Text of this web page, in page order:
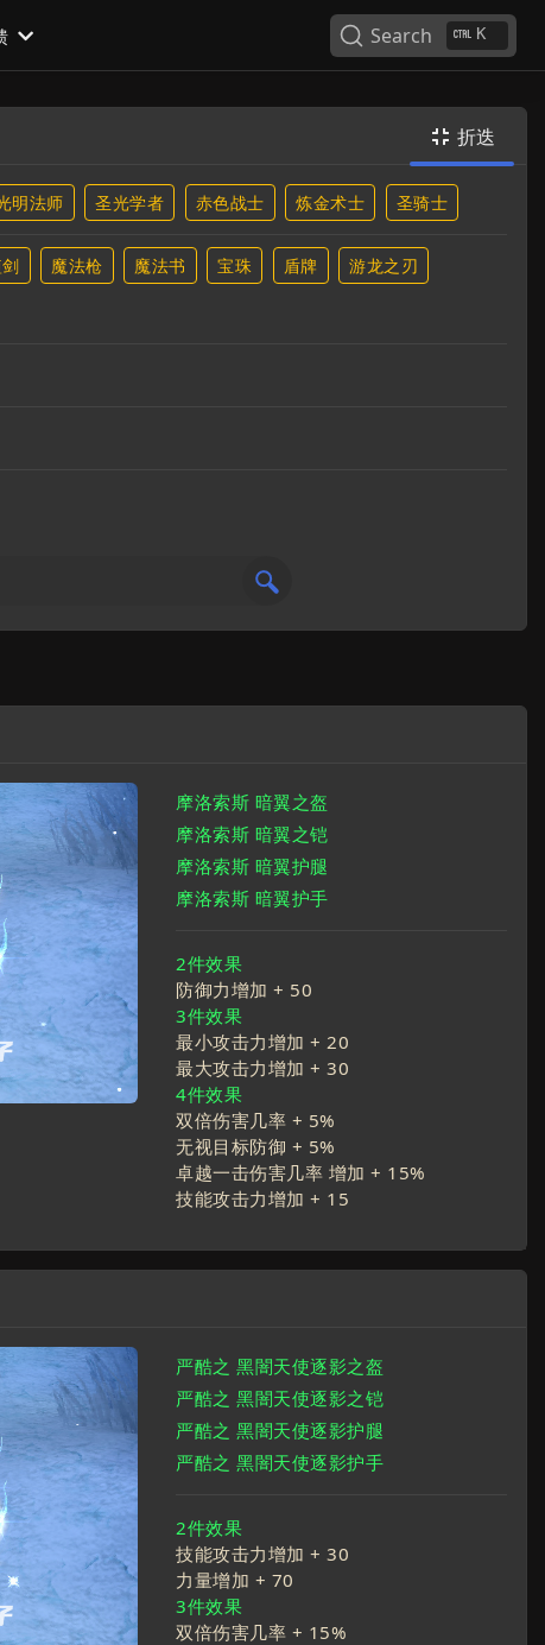
Search K
 折迭
明法师 圣光学者 赤色战士 炼金术士 圣骑士
魔法枪 魔法书 宝珠 盾牌 游龙之刃
摩洛索斯 暗翼之盔
摩洛索斯 暗翼之铠
摩洛索斯 暗翼护腿
摩洛索斯 暗翼护手
2件效果
防御力增加 + 50
3件效果
最小攻击力增加 + 20
最大攻击力增加 + 30
4件效果
双倍伤害几率 + 5%
无视目标防御 + 5%
卓越一击伤害几率 增加 + 15%
技能攻击力增加 + 15
严酷之 黑闇天使逐影之盔
严酷之 黑闇天使逐影之铠
严酷之 黑闇天使逐影护腿
严酷之 黑闇天使逐影护手
2件效果
技能攻击力增加 + 30
力量增加 + 70
3件效果
双倍伤害几率 + 15%